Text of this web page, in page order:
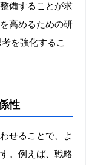
備することが求
高めるための研
を強化するこ
性
せることで、よ
。例えば、戦略